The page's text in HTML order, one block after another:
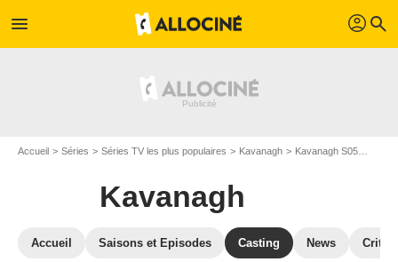
menu profil search
Accueil Séries Séries TV les plus populaires Kavanagh Kavanagh S05
Kavanagh
Accueil Saisons et Episodes Casting News